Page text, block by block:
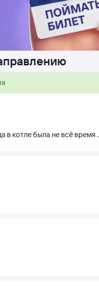
в котле была не всё время .